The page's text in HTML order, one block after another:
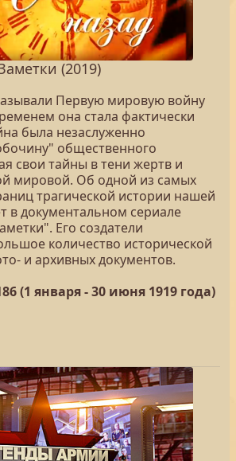
(2019)
Первую мировую войну
она стала фактически
была незаслуженно
общественного
свои тайны в тени жертв и
мировой. Об одной из самых
трагической истории нашей
в документальном сериале
Его создатели
количество исторической
и архивных документов.
(1 января - 30 июня 1919 года)